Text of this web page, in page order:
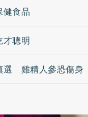
健食品
才聰明
選 雞精人參恐傷身